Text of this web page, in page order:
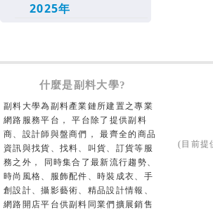
2025年
什麼是副料大學?
副料大學為副料產業鏈所建置之專業
網路服務平台， 平台除了提供副料
商、設計師與盤商們， 最齊全的商品
資訊與找貨、找料、叫貨、訂貨等服
務之外， 同時集合了最新流行趨勢、
時尚風格、服飾配件、時裝成衣、手
創設計、攝影藝術、精品設計情報、
網路開店平台供副料同業們擴展銷售
(目前提